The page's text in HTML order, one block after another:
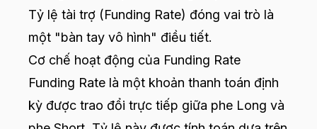
Tỷ lệ tài trợ (Funding Rate) đóng vai trò là
một "bàn tay vô hình" điều tiết.
Cơ chế hoạt động của Funding Rate
Funding Rate là một khoản thanh toán định
kỳ được trao đổi trực tiếp giữa phe Long và